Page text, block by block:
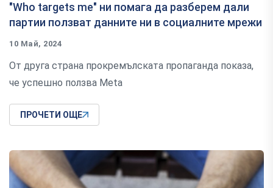
"Who targets me" ни помага да разберем дали
партии ползват данните ни в социалните мрежи
10 Май, 2024
От друга страна прокремълската пропаганда показа,
че успешно ползва Meta
ПРОЧЕТИ ОЩЕ